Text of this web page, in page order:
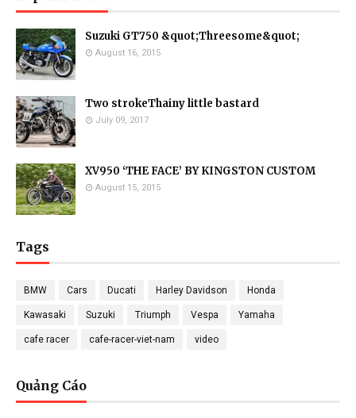
Suzuki GT750 &quot;Threesome&quot;
August 16, 2015
Two strokeThainy little bastard
July 09, 2017
XV950 ‘THE FACE’ BY KINGSTON CUSTOM
August 15, 2015
Tags
BMW Cars Ducati Harley Davidson Honda
Kawasaki Suzuki Triumph Vespa Yamaha
cafe racer cafe-racer-viet-nam video
Quảng Cáo